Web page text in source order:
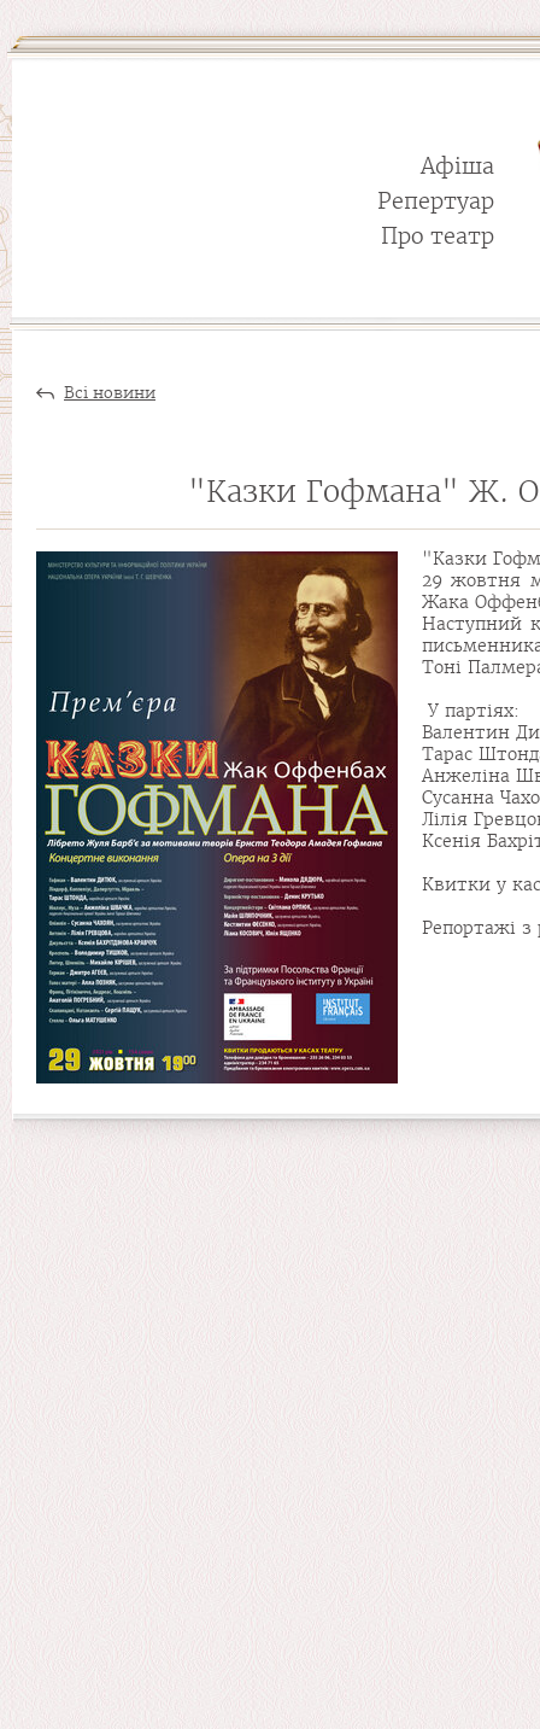
Афіша
Репертуар
Про театр
Всі новини
"Казки Гофмана" Ж.
"Казки
29 жовтня
Жака
Наступний
Тоні
У партіях:
Валентин
Тарас
Анжеліна
Сусанна
Лілія
Ксенія
Квитки у
Репортажі